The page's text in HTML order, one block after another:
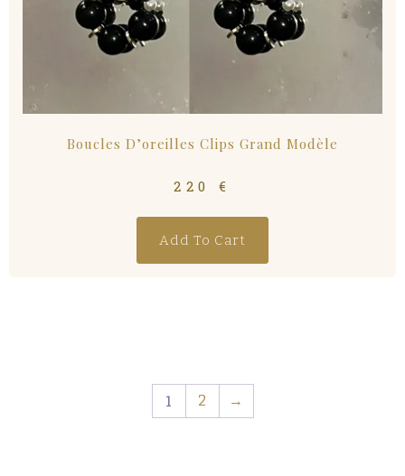
Boucles D’oreilles Clips Grand Modèle
220€
Add To Cart
1 2 →